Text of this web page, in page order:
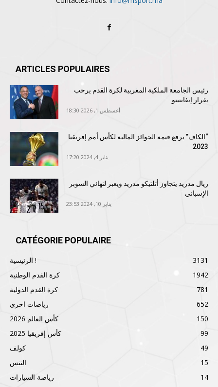
ARTICLES POPULAIRES
رئيس الجامعة الملكية المغربية لكرة القدم يرحب
بقرار إنفانتينو
أغسطس 1, 2026 18:30
“الكاف” يرفع قيمة الجوائز المالية لكأس أمم إفريقيا
2023
يناير 4, 2024 17:20
ريال مدريد يتجاوز أتلتيكو مدريد ويعبر لنهائي السوبر
الإسباني
يناير 10, 2024 23:53
CATÉGORIE POPULAIRE
الرئيسية !
3131
كرة القدم الوطنية
1942
كرة القدم الدولية
781
رياضات اخرى
652
كأس العالم 2026
150
كأس إفريقيا 2025
99
كولف
49
التنس
15
رياضة السيارات
14